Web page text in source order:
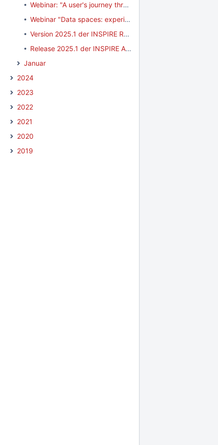
Webinar: "A user's journey through the Portal" (Interoperable Europe Portal) am 21.02.2025
Webinar "Data spaces: experience from the European Financial Data Space" am 14.02.2025
Version 2025.1 der INSPIRE Registry veröffentlicht
Release 2025.1 der INSPIRE Artefakte veröffentlicht
Januar
2024
2023
2022
2021
2020
2019